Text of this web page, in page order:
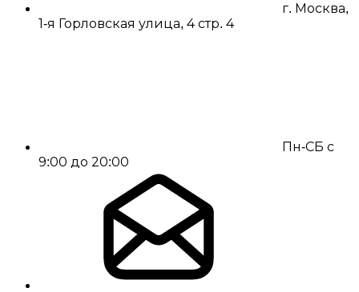
г. Москва,
1-я Горловская улица, 4 стр. 4
Пн-СБ с
9:00 до 20:00